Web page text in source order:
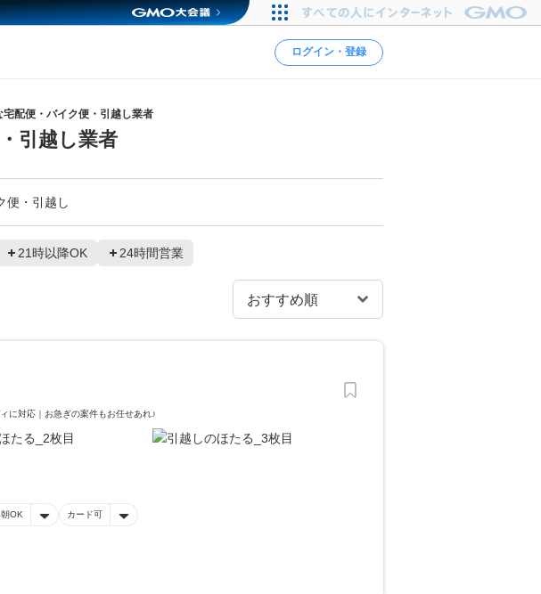
ログイン・登録
配便・バイク便・引越し業者
引越し業者
便・引越し
21時以降OK 24時間営業
に対応｜お急ぎの案件もお任せあれ♪
OK カード可